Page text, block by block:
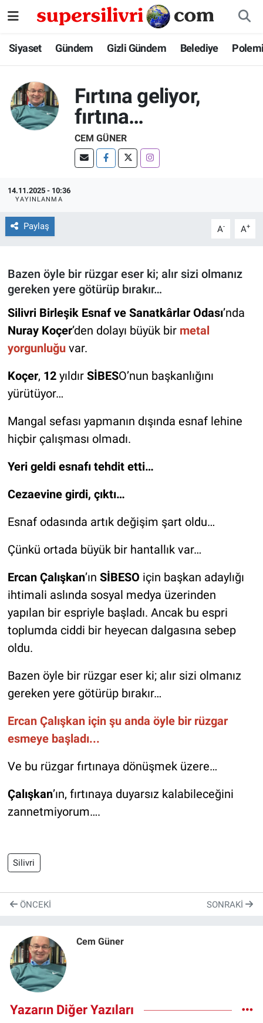
Siyaset Gündem Gizli Gündem Belediye
Fırtına geliyor,
fırtına…
CEM GÜNER
14.11.2025 - 10:36
YAYINLANMA
Paylaş A- A+
Bazen öyle bir rüzgar eser ki; alır sizi olmanız
gereken yere götürüp bırakır…
Silivri Birleşik Esnaf ve Sanatkârlar Odası’nda
Nuray Koçer’den dolayı büyük bir metal
yorgunluğuvar.
Koçer, 12 yıldır SİBESO’nun başkanlığını
yürütüyor…
Mangal sefası yapmanın dışında esnaf lehine
hiçbir çalışması olmadı.
Yeri geldi esnafı tehdit etti…
Cezaevine girdi, çıktı…
Esnaf odasında artık değişim şart oldu…
Çünkü ortada büyük bir hantallık var…
Ercan Çalışkan’ın SİBESO için başkan adaylığı
ihtimali aslında sosyal medya üzerinden
yapılan bir espriyle başladı. Ancak bu espri
toplumda ciddi bir heyecan dalgasına sebep
oldu.
Bazen öyle bir rüzgar eser ki; alır sizi olmanız
gereken yere götürüp bırakır…
Ercan Çalışkan için şu anda öyle bir rüzgar
esmeye başladı...
Ve bu rüzgar fırtınaya dönüşmek üzere…
Çalışkan’ın, fırtınaya duyarsız kalabileceğini
zannetmiyorum….
Silivri
ÖNCEKI SONRAKI
Cem Güner
Yazarın Diğer Yazıları
Siyaset
Gizli Gündem
İstanbul Nöbetçi Eczaneler
İstanbul Namaz Vakitleri
İstanbul Trafik Yoğunluk Haritası
Süper Lig Puan Durumu ve Fikstür
Tüm Manşetler
Son Dakika Haberleri